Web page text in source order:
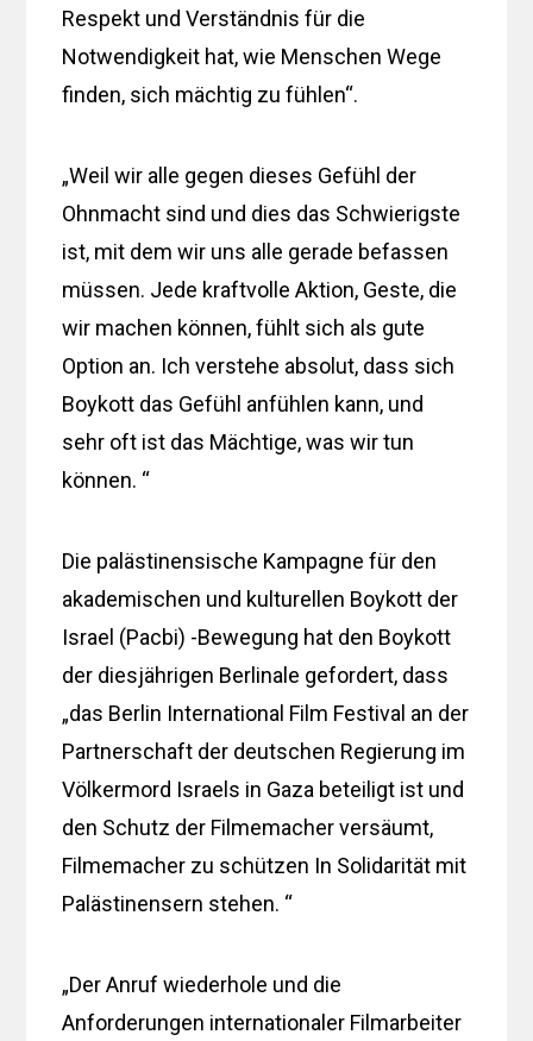
Respekt und Verständnis für die
Notwendigkeit hat, wie Menschen Wege
finden, sich mächtig zu fühlen“.
„Weil wir alle gegen dieses Gefühl der
Ohnmacht sind und dies das Schwierigste
ist, mit dem wir uns alle gerade befassen
müssen. Jede kraftvolle Aktion, Geste, die
wir machen können, fühlt sich als gute
Option an. Ich verstehe absolut, dass sich
Boykott das Gefühl anfühlen kann, und
sehr oft ist das Mächtige, was wir tun
können. “
Die palästinensische Kampagne für den
akademischen und kulturellen Boykott der
Israel (Pacbi) -Bewegung hat den Boykott
der diesjährigen Berlinale gefordert, dass
„das Berlin International Film Festival an der
Partnerschaft der deutschen Regierung im
Völkermord Israels in Gaza beteiligt ist und
den Schutz der Filmemacher versäumt,
Filmemacher zu schützen In Solidarität mit
Palästinensern stehen. “
„Der Anruf wiederhole und die
Anforderungen internationaler Filmarbeiter